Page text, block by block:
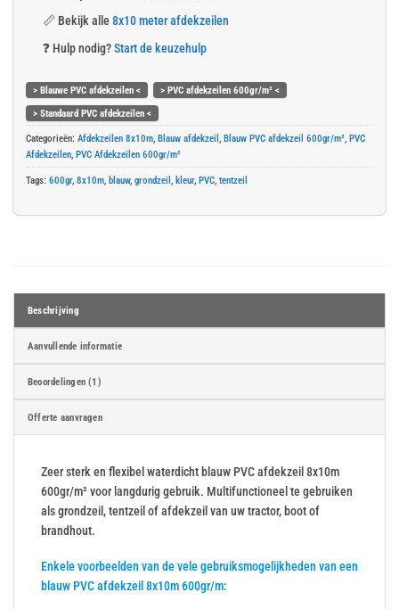
📏 Bekijk alle 8x10 meter afdekzeilen
❓ Hulp nodig? Start de keuzehulp
> Blauwe PVC afdekzeilen <
> PVC afdekzeilen 600gr/m² <
> Standaard PVC afdekzeilen <
Categorieën: Afdekzeilen 8x10m Blauw afdekzeil Blauw PVC afdekzeil 600gr/m² PVC
Afdekzeilen PVC Afdekzeilen 600gr/m²
Tags: 600gr, 8x10m blauw, grondzeil kleur, PVC tentzeil
Beschrijving
Aanvullende informatie
Beoordelingen (1)
Offerte aanvragen
Zeer sterk en flexibel waterdicht blauw PVC afdekzeil 8x10m
600gr/m² voor langdurig gebruik. Multifunctioneel te gebruiken
als grondzeil, tentzeil of afdekzeil van uw tractor, boot of
brandhout.
Enkele voorbeelden van de vele gebruiksmogelijkheden van een
blauw PVC afdekzeil 8x10m 600gr/m: